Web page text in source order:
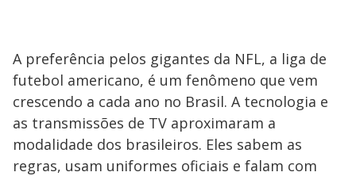
A preferência pelos gigantes da NFL, a liga de
futebol americano, é um fenômeno que vem
crescendo a cada ano no Brasil. A tecnologia e
as transmissões de TV aproximaram a
modalidade dos brasileiros. Eles sabem as
regras, usam uniformes oficiais e falam com